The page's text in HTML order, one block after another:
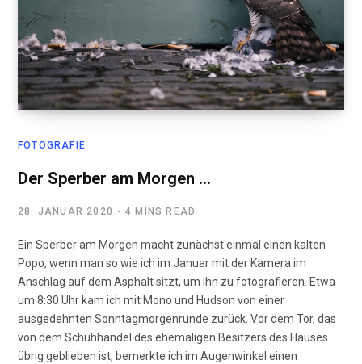
FOTOGRAFIE
Der Sperber am Morgen …
28. JANUAR 2020 4 MINS READ
Ein Sperber am Morgen macht zunächst einmal einen kalten
Popo, wenn man so wie ich im Januar mit der Kamera im
Anschlag auf dem Asphalt sitzt, um ihn zu fotografieren. Etwa
um 8:30 Uhr kam ich mit Mono und Hudson von einer
ausgedehnten Sonntagmorgenrunde zurück. Vor dem Tor, das
von dem Schuhhandel des ehemaligen Besitzers des Hauses
übrig geblieben ist, bemerkte ich im Augenwinkel einen